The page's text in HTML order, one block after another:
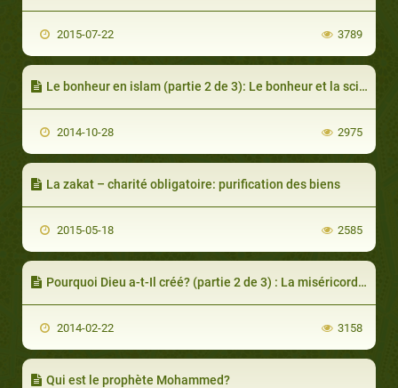
2015-07-22 3789
Le bonheur en islam (partie 2 de 3): Le bonheur et la science
2014-10-28 2975
La zakat – charité obligatoire: purification des biens
2015-05-18 2585
Pourquoi Dieu a-t-Il créé? (partie 2 de 3) : La miséricorde et la justice divines
2014-02-22 3158
Qui est le prophète Mohammed?